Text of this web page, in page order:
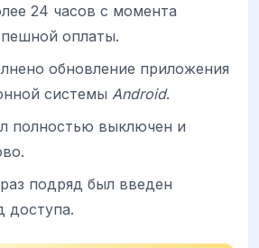
24 часов с момента
оплаты.
обновление приложения
системы Android.
полностью выключен и
подряд был введен
доступа.